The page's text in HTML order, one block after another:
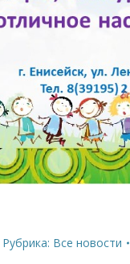
Рубрика: Все новости